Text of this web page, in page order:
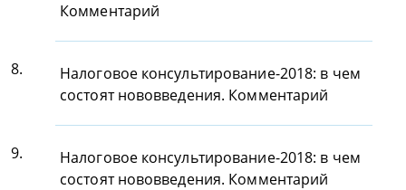
Комментарий
8.
Налоговое консультирование-2018: в чем
состоят нововведения. Комментарий
9.
Налоговое консультирование-2018: в чем
состоят нововведения. Комментарий